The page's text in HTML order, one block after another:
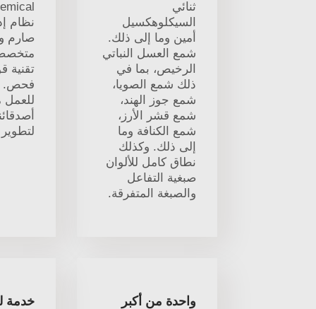
ثنائي
السيكلوهكسيل
أمين وما إلى ذلك.
شمع العسل النباتي
الرخيص، بما في
ذلك شمع الصويا،
شمع جوز الهند،
شمع قشر الأرز،
شمع الكنافة وما
إلى ذلك. وكذلك
نطاق كامل للألوان
صبغية التفاعل
والصبغة المتفرقة.
نظام
صارم
تقنية
فحص.
للعمل
واحدة من أكبر
خدمة